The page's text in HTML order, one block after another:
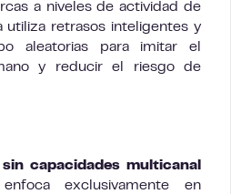
a niveles de actividad de
utiliza retrasos inteligentes y
aleatorias para imitar el
y reducir el riesgo de
capacidades multicanal
exclusivamente en